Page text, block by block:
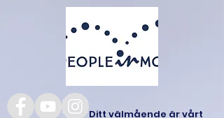
Ditt välmående är vårt